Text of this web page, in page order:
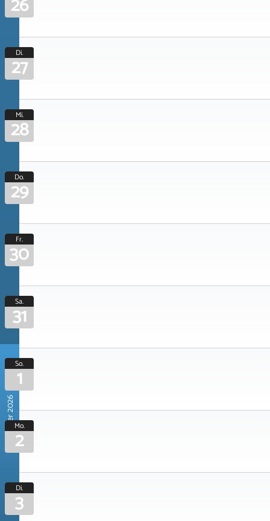
Di.
27
Mi.
28
Do.
29
Fr.
30
Sa.
31
November 2026
So.
1
Mo.
2
Di.
3